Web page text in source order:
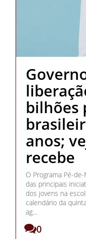
bilhões
anos;
recebe
O Programa Pé-
das principais
dos jovens na
calendário da
ag...
0